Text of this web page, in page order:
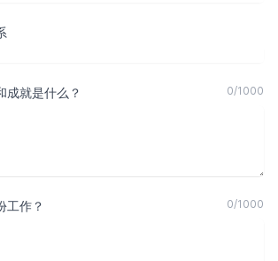
成就是什么？ 0/1000
工作？ 0/1000